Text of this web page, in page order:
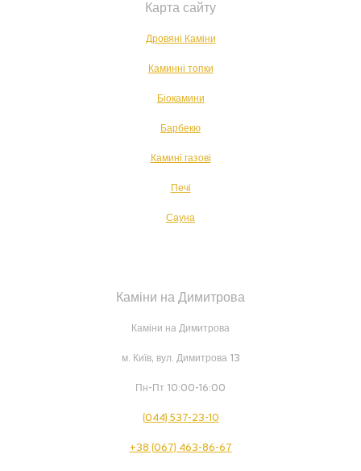
Карта сайту
Дровяні Каміни
Каминні топки
Біокамини
Барбекю
Камині газові
Печі
Сауна
Каміни на Димитрова
Каміни на Димитрова
м. Київ, вул. Димитрова 13
Пн-Пт 10:00-16:00
(044) 537-23-10
+38 (067) 463-86-67